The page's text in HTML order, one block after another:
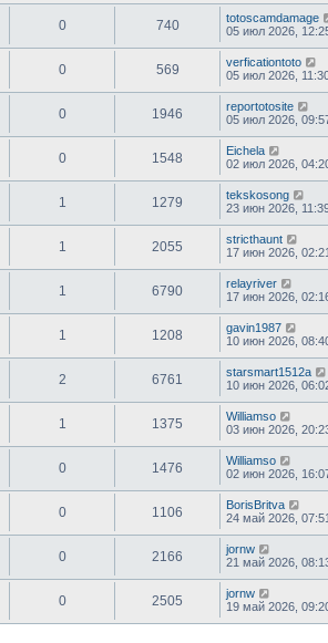
0 740
totoscamdamage
05 июл 2026,
0 569
verficationtoto
05 июл 2026,
0 1946
reportotosite
05 июл 2026,
0 1548
Eichela
02 июл 2026,
1 1279
tekskosong
23 июн 2026,
1 2055
stricthaunt
17 июн 2026, 02:21
1 6790
relayriver
17 июн 2026,
1 1208
gavin1987
10 июн 2026,
2 6761
starsmart1512a
10 июн 2026,
1 1375
Williamso
03 июн 2026,
0 1476
Williamso
02 июн 2026,
0 1106
BorisBritva
24 май 2026, 07:51
0 2166
jornw
21 май 2026,
0 2505
jornw
19 май 2026,